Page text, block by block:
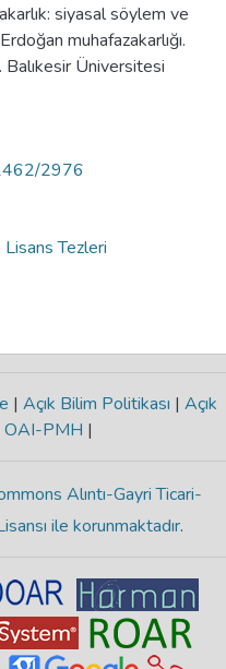
siyasal söylem ve
muhafazakarlığı.
Balıkesir Üniversitesi
2976
Tezleri
| Açık Bilim Politikası | Açık
OAI-PMH |
Alıntı-Gayri Ticari-
ile korunmaktadır.